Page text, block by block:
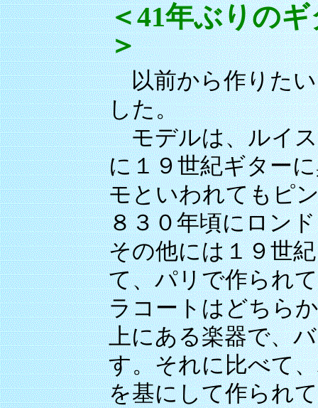
＜41年ぶりのギ
＞
以前から作りたい
した。
モデルは、ルイス
に１９世紀ギター
モといわれてもピ
８３０年頃にロン
その他には１９世
て、パリで作られ
ラコートはどちら
上にある楽器で、
す。それに比べて
を基にして作られ